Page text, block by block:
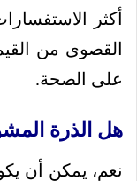
أكثر
القصوى من
على الصحة.
هل الذرة
نعم، يمكن أن